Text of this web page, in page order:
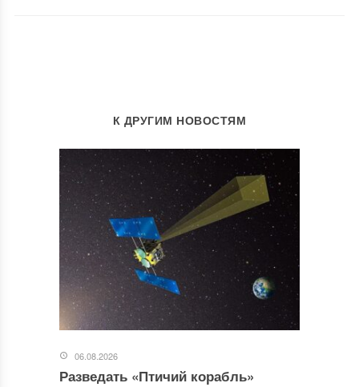
К ДРУГИМ НОВОСТЯМ
06.08.2026
Разведать «Птичий корабль»